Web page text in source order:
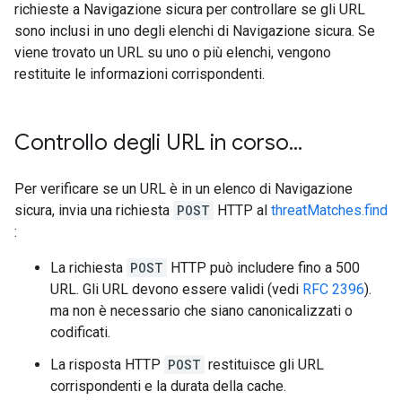
richieste a Navigazione sicura per controllare se gli URL
sono inclusi in uno degli elenchi di Navigazione sicura. Se
viene trovato un URL su uno o più elenchi, vengono
restituite le informazioni corrispondenti.
Controllo degli URL in corso...
Per verificare se un URL è in un elenco di Navigazione
sicura, invia una richiesta POST HTTP al threatMatches.find
:
La richiesta POST HTTP può includere fino a 500
URL. Gli URL devono essere validi (vedi RFC 2396).
ma non è necessario che siano canonicalizzati o
codificati.
La risposta HTTP POST restituisce gli URL
corrispondenti e la durata della cache.